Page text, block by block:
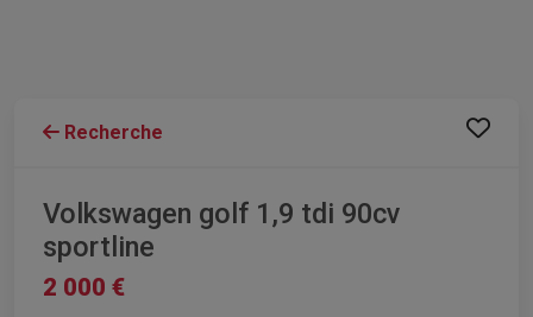
Recherche
Volkswagen golf 1,9 tdi 90cv
sportline
2 000 €